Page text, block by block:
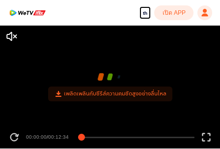
th เปิด APP
เพลิดเพลินกับซีรีส์ความคมชัดสูงอย่างลื่นไหล
00:00:00/00:12:34